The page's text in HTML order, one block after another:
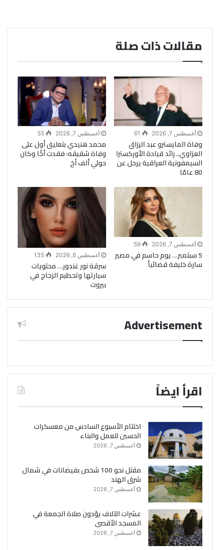
مقالات ذات صلة
أغسطس 7, 2026 61
وفاة المايسترو عبد الرزاق
العزاوي.. رائد قيادة الأوركسترا
السيمفونية العراقية يرحل عن
80 عامًا
أغسطس 7, 2026 55
محمد هنيدي بتعليق أول على
وفاة شقيقه: فقدت أخًا وكان
حولي ألف أخ
أغسطس 7, 2026 59
5 سبتمبر… يوم حاسم في مصير
سارة خليفة قضائياً
أغسطس 6, 2026 135
سرقة نور غندور… محتويات
سيارتها وتحطيم الزجاج في
بيروت
Advertisement
اقرأ ايضاً
اختتام الأسبوع السادس من معسكرات
الحسين للعمل والبناء
أغسطس 7, 2026
مقتل نحو 100 شخص بفيضانات في شمال
شرق الهند
أغسطس 7, 2026
عشرات الآلاف يؤدون صلاة الجمعة في
المسجد الأقصى
أغسطس 7, 2026